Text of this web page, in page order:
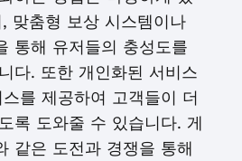
맞춤형 보상 시스템이나
통해 유저들의 충성도를
다. 또한 개인화된 서비스
를 제공하여 고객들이 더
록 도와줄 수 있습니다. 게
같은 도전과 경쟁을 통해